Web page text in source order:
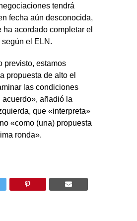
tendrá
fecha aún desconocida,
acordado completar el
el ELN.
previsto, estamos
propuesta de alto el
las condiciones
añadió la
que «interpreta»
«como (una) propuesta
ronda».